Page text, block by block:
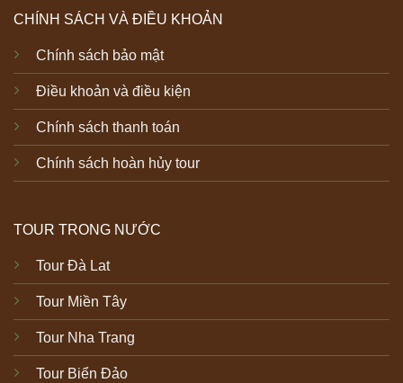
CHÍNH SÁCH VÀ ĐIỀU KHOẢN
Chính sách bảo mật
Điều khoản và điều kiện
Chính sách thanh toán
Chính sách hoàn hủy tour
TOUR TRONG NƯỚC
Tour Đà Lat
Tour Miền Tây
Tour Nha Trang
Tour Biển Đảo